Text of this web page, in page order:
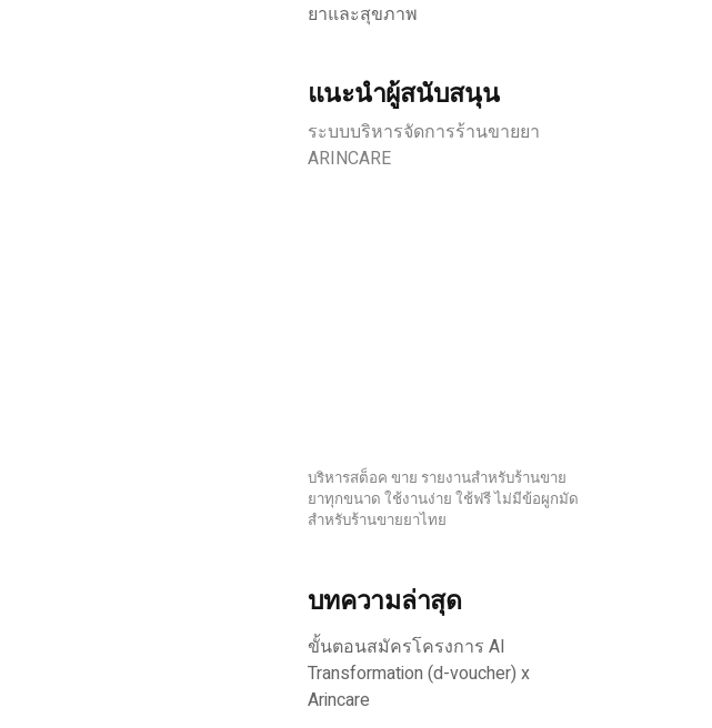
ยาและสุขภาพ
แนะนำผู้สนับสนุน
ระบบบริหารจัดการร้านขายยา
ARINCARE
บริหารสต็อค ขาย รายงานสำหรับร้านขาย
ยาทุกขนาด ใช้งานง่าย ใช้ฟรี ไม่มีข้อผูกมัด
สำหรับร้านขายยาไทย
บทความล่าสุด
ขั้นตอนสมัครโครงการ AI
Transformation (d-voucher) x
Arincare